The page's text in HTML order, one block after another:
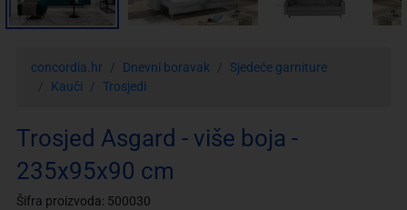
concordia.hr Dnevni boravak
Sjedeće garniture
Kauči
Trosjedi
Trosjed Asgard - više boja -
235x95x90 cm
Šifra proizvoda: 500030